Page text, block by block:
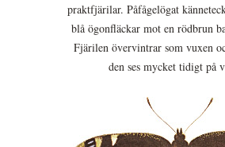
praktfjärilar. Påfågelögat
blå ögonfläckar mot en rödbrun
Fjärilen övervintrar som vuxen
den ses mycket tidigt på